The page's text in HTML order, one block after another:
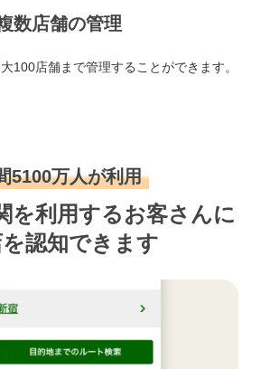
数店舗の管理
100店舗まで管理することができます。
5100万人が利用
を利用するお客さんに
認知できます